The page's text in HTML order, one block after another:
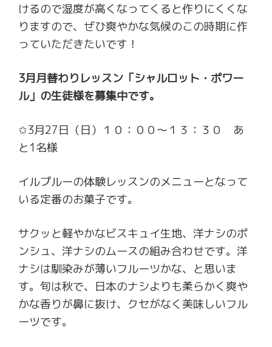
けるので湿度が高くなってくると作りにくくな
りますので、ぜひ爽やかな気候のこの時期に作
っていただきたいです！
3月月替わりレッスン「シャルロット・ポワー
ル」の生徒様を募集中です。
✩3月27日（日）１０：００～１３：３０ あ
と1名様
イルプルーの体験レッスンのメニューとなって
いる定番のお菓子です。
サクッと軽やかなビスキュイ生地、洋ナシのポ
ンシュ、洋ナシのムースの組み合わせです。洋
ナシは馴染みが薄いフルーツかな、と思いま
す。旬は秋で、日本のナシよりも柔らかく爽や
かな香りが鼻に抜け、クセがなく美味しいフル
ーツです。